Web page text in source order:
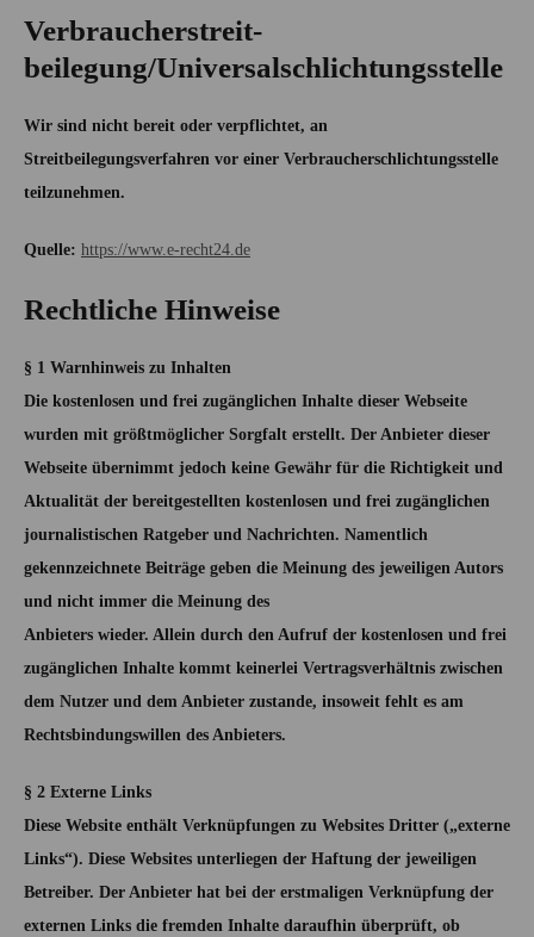
Verbraucher­streit­
beilegung/Universal­schlichtungs­stelle
Wir sind nicht bereit oder verpflichtet, an
Streitbeilegungsverfahren vor einer Verbraucherschlichtungsstelle
teilzunehmen.
Quelle: https://www.e-recht24.de
Rechtliche Hinweise
§ 1 Warnhinweis zu Inhalten
Die kostenlosen und frei zugänglichen Inhalte dieser Webseite
wurden mit größtmöglicher Sorgfalt erstellt. Der Anbieter dieser
Webseite übernimmt jedoch keine Gewähr für die Richtigkeit und
Aktualität der bereitgestellten kostenlosen und frei zugänglichen
journalistischen Ratgeber und Nachrichten. Namentlich
gekennzeichnete Beiträge geben die Meinung des jeweiligen Autors
und nicht immer die Meinung des
Anbieters wieder. Allein durch den Aufruf der kostenlosen und frei
zugänglichen Inhalte kommt keinerlei Vertragsverhältnis zwischen
dem Nutzer und dem Anbieter zustande, insoweit fehlt es am
Rechtsbindungswillen des Anbieters.
§ 2 Externe Links
Diese Website enthält Verknüpfungen zu Websites Dritter („externe
Links“). Diese Websites unterliegen der Haftung der jeweiligen
Betreiber. Der Anbieter hat bei der erstmaligen Verknüpfung der
externen Links die fremden Inhalte daraufhin überprüft, ob